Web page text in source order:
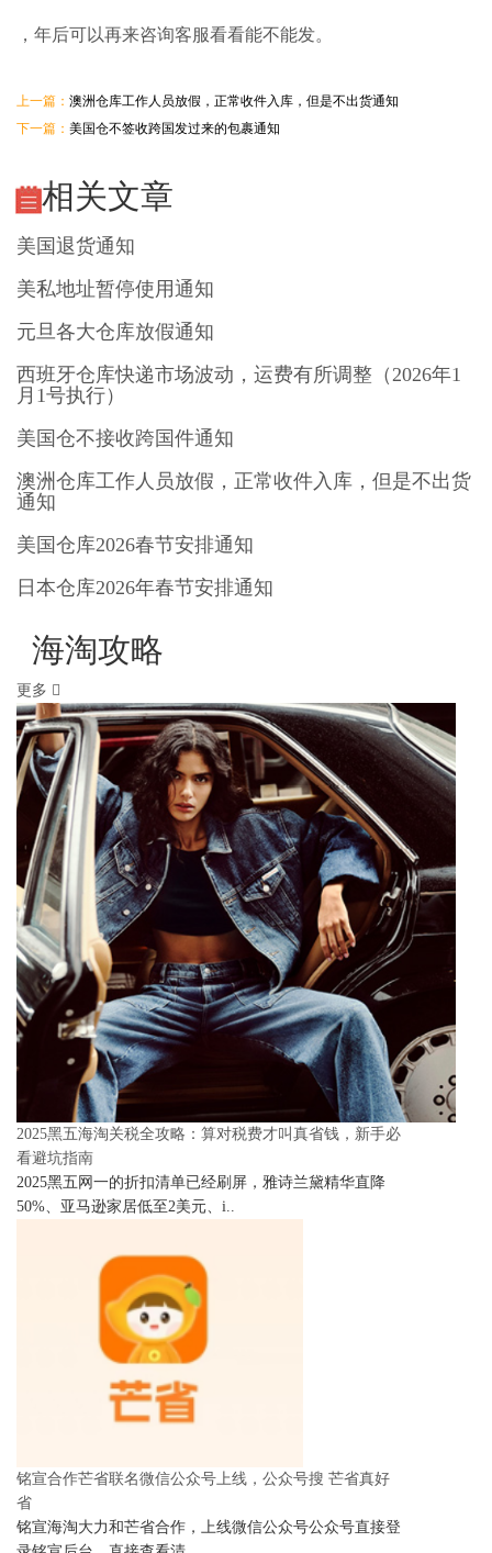
，年后可以再来咨询客服看看能不能发。
上一篇： 澳洲仓库工作人员放假，正常收件入库，但是不出货通知
下一篇： 美国仓不签收跨国发过来的包裹通知
相关文章
美国退货通知
美私地址暂停使用通知
元旦各大仓库放假通知
西班牙仓库快递市场波动，运费有所调整（2026年1
月1号执行）
美国仓不接收跨国件通知
澳洲仓库工作人员放假，正常收件入库，但是不出货
通知
美国仓库2026春节安排通知
日本仓库2026年春节安排通知
海淘攻略
更多
2025黑五海淘关税全攻略：算对税费才叫真省钱，新手必
看避坑指南
2025黑五网一的折扣清单已经刷屏，雅诗兰黛精华直降
50%、亚马逊家居低至2美元、i..
铭宣合作芒省联名微信公众号上线，公众号搜 芒省真好
省
铭宣海淘大力和芒省合作，上线微信公众号公众号直接登